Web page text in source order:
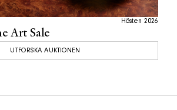
Art Sale
Hösten 2026
UTFORSKA AUKTIONEN